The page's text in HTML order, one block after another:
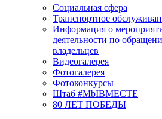
Социальная сфера
Транспортное
Информация о
деятельности по
владельцев
Видеогалерея
Фотогалерея
Фотоконкурсы
Штаб #MbIBMECTE
80 ЛЕТ ПОБЕДЫ